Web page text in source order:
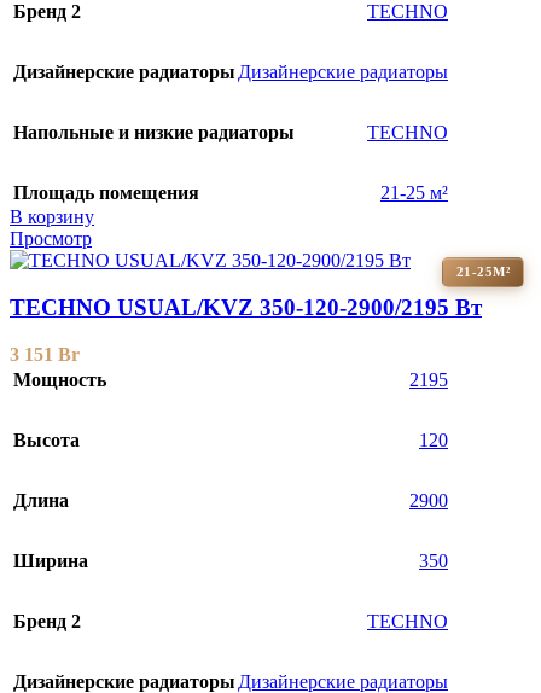
Бренд 2 TECHNO
Дизайнерские радиаторы Дизайнерские радиаторы
Напольные и низкие радиаторы TECHNO
Площадь помещения
21-25 м²
В корзину
Просмотр
21-25М²
TECHNO USUAL/KVZ 350-120-2900/2195 Вт
3 151 Br
Мощность
2195
Высота 120
Длина 2900
Ширина 350
Бренд 2 TECHNO
Дизайнерские радиаторы Дизайнерские радиаторы